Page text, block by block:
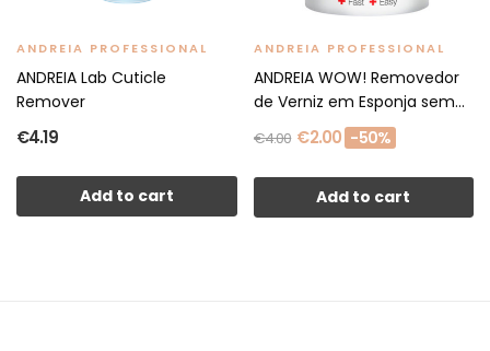
ANDREIA PROFESSIONAL
ANDREIA Lab Cuticle
Remover
€4.19
Add to cart
ANDREIA PROFESSIONAL
ANDREIA WOW! Removedor
de Verniz em Esponja sem...
€4.00 €2.00 -50%
Add to cart